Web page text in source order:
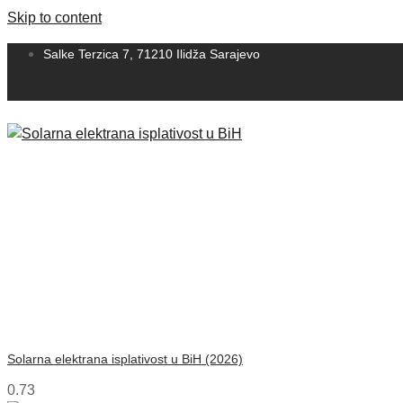
Skip to content
Salke Terzica 7, 71210 Ilidža Sarajevo
Solarna elektrana isplativost u BiH (2026)